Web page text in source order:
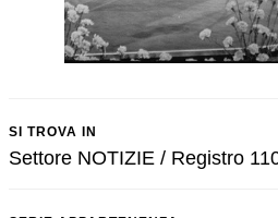
SI TROVA IN
Settore NOTIZIE / Registro